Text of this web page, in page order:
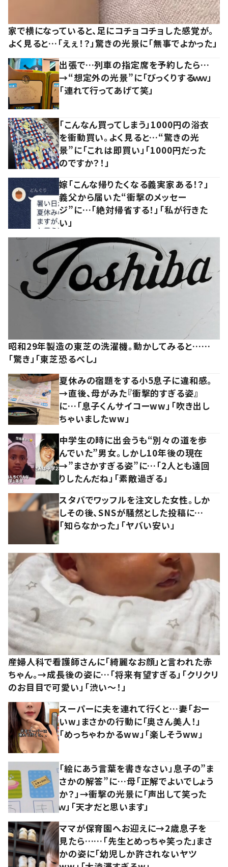
家で横になっていると、足にコチョコチョした感覚が。
よく見ると…「えぇ！？」驚きの光景に「無事でよかった」
出張で…列車の指定席を予約したら…
→“想定外の光景”に「びっくりするｗｗ」
「連れて行ってあげて笑」
「こんなん買ってしまう」1000円の浴衣
を衝動買い。よく見ると…“驚きの光
景”に「これは即買い」「1000円だった
のですか？！」
嫁「こんな帰りたくなる義実家ある！？」
義父から届いた“衝撃のメッセー
ジ”に…「絶対帰省する！」「私が行きた
い」
昭和29年製造の東芝の洗濯機。動かしてみると……
「驚き」「東芝恐るべし」
夏休みの宿題をする小5息子に違和感。
→直後、母がみた『衝撃的すぎる姿』
に…「息子くんサイコーww」「吹き出し
ちゃいましたww」
中学生の時に出会うも“別々の道を歩
んでいた”男女。しかし10年後の現在
→”まさかすぎる姿”に…「2人とも遠回
りしたんだね」「素敵過ぎる」
スタバでワッフルを注文した女性。しか
しその後、SNSが騒然とした投稿に…
「知らなかった」「ヤバい安い」
産婦人科で看護師さんに「綺麗なお顔」と言われた赤
ちゃん。→成長後の姿に…「将来有望すぎる」「クリクリ
のお目目で可愛い」「渋い～！」
スーパーに夫を連れて行くと…妻「おー
いw」まさかの行動に「奥さん美人！」
「めっちゃわかるww」「楽しそうww」
「絵にあう言葉を書きなさい」息子の”ま
さかの解答”に…母「正解でよいでしょう
か？」→衝撃の光景に「声出して笑った
ｗ」「天才だと思います」
ママが保育園へお迎えに→2歳息子を
見たら……「先生とめっちゃ笑った」まさ
かの姿に「幼児しか許されないヤツ